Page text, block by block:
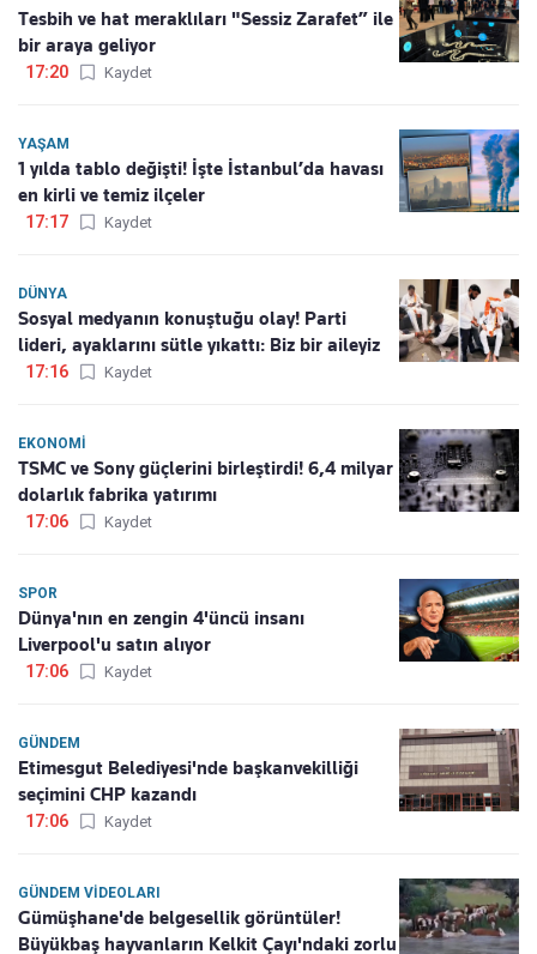
Tesbih ve hat meraklıları "Sessiz Zarafet” ile
bir araya geliyor
17:20 Kaydet
YAŞAM
1 yılda tablo değişti! İşte İstanbul’da havası
en kirli ve temiz ilçeler
17:17 Kaydet
DÜNYA
Sosyal medyanın konuştuğu olay! Parti
lideri, ayaklarını sütle yıkattı: Biz bir aileyiz
17:16 Kaydet
EKONOMI
TSMC ve Sony güçlerini birleştirdi! 6,4 milyar
dolarlık fabrika yatırımı
17:06 Kaydet
SPOR
Dünya'nın en zengin 4'üncü insanı
Liverpool'u satın alıyor
17:06 Kaydet
GÜNDEM
Etimesgut Belediyesi'nde başkanvekilliği
seçimini CHP kazandı
17:06 Kaydet
GÜNDEM VIDEOLARI
Gümüşhane'de belgesellik görüntüler!
Büyükbaş hayvanların Kelkit Çayı'ndaki zorlu